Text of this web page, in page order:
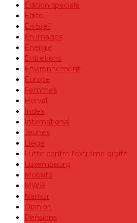
Edition spéciale
Edito
En bref
En images
Energie
Entretiens
Environnement
Europe
Femmes
Horval
Index
International
Jeunes
Liège
Lutte contre l'extrême droite
Luxembourg
Mobilité
MWB
Namur
Opinion
Pensions